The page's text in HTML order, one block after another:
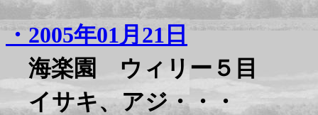
・2005年01月21日
海楽園 ウィリー５目
イサキ、アジ・・・